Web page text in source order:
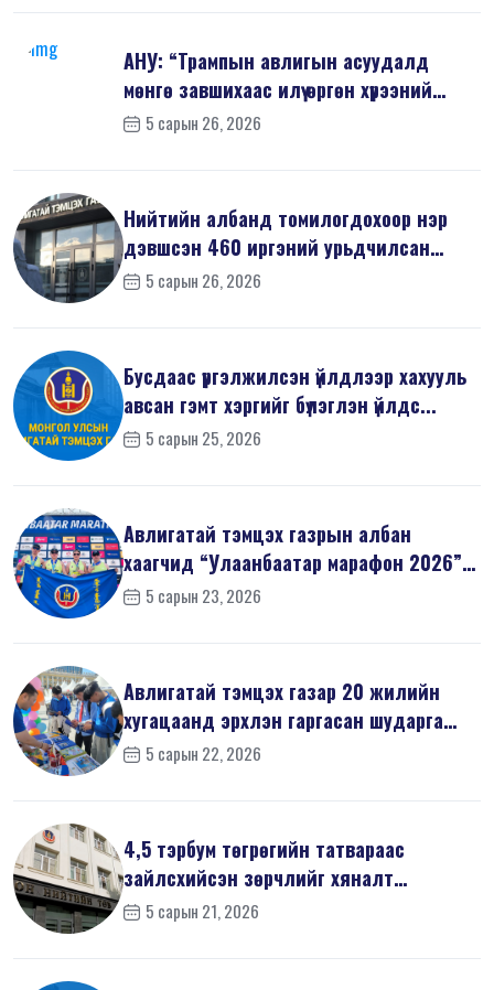
АНУ: “Трампын авлигын асуудалд
мөнгө завшихаас илүү өргөн хүрээний
шин...
5 сарын 26, 2026
Нийтийн албанд томилогдохоор нэр
дэвшсэн 460 иргэний урьдчилсан
мэдүүл...
5 сарын 26, 2026
Бусдаас үргэлжилсэн үйлдлээр хахууль
авсан гэмт хэргийг бүлэглэн үйлдс...
5 сарын 25, 2026
Авлигатай тэмцэх газрын албан
хаагчид “Улаанбаатар марафон 2026”-
д оро...
5 сарын 23, 2026
Авлигатай тэмцэх газар 20 жилийн
хугацаанд эрхлэн гаргасан шударга
ёсн...5 сарын 22, 2026
4,5 тэрбум төгрөгийн татвараас
зайлсхийсэн зөрчлийг хяналт
шалгалтаар ...
5 сарын 21, 2026